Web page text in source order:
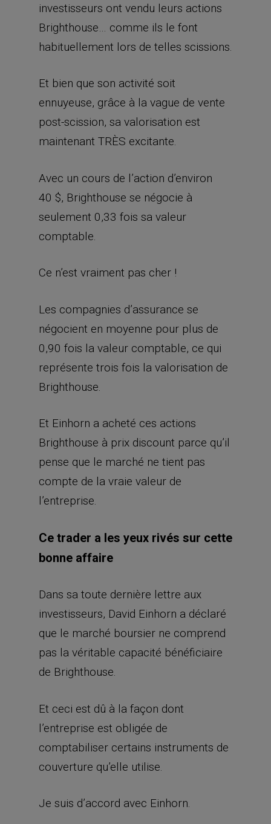
investisseurs ont vendu leurs actions
Brighthouse… comme ils le font
habituellement lors de telles scissions.
Et bien que son activité soit
ennuyeuse, grâce à la vague de vente
post-scission, sa valorisation est
maintenant TRÈS excitante.
Avec un cours de l’action d’environ
40 $, Brighthouse se négocie à
seulement 0,33 fois sa valeur
comptable.
Ce n’est vraiment pas cher !
Les compagnies d’assurance se
négocient en moyenne pour plus de
0,90 fois la valeur comptable, ce qui
représente trois fois la valorisation de
Brighthouse.
Et Einhorn a acheté ces actions
Brighthouse à prix discount parce qu’il
pense que le marché ne tient pas
compte de la vraie valeur de
l’entreprise.
Ce trader a les yeux rivés sur cette
bonne affaire
Dans sa toute dernière lettre aux
investisseurs, David Einhorn a déclaré
que le marché boursier ne comprend
pas la véritable capacité bénéficiaire
de Brighthouse.
Et ceci est dû à la façon dont
l’entreprise est obligée de
comptabiliser certains instruments de
couverture qu’elle utilise.
Je suis d’accord avec Einhorn.